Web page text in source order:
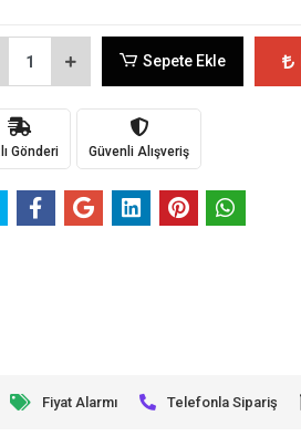
Sepete Ekle
Gönderi Güvenli Alışveriş
Fiyat Alarmı Telefonla Sipariş